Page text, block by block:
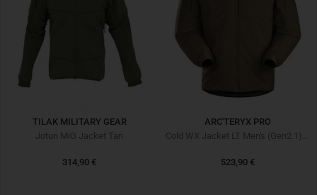
TILAK MILITARY GEAR
Jotun MiG Jacket Tan
314,90 €
ARC'TERYX PRO
523,90 €